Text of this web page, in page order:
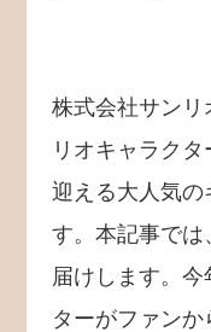
株式会社サンリ
リオキャラク
迎える大人気の
す。本記事では
届けします。
ターがファンか